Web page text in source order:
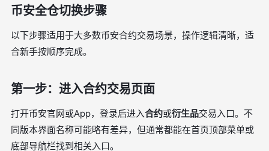
币安全仓切换步骤
以下步骤适用于大多数币安合约交易场景，操作逻辑清晰，适
合新手按顺序完成。
第一步：进入合约交易页面
打开币安官网或App，登录后进入合约或衍生品交易入口。不
同版本界面名称可能略有差异，但通常都能在首页顶部菜单或
底部导航栏找到相关入口。